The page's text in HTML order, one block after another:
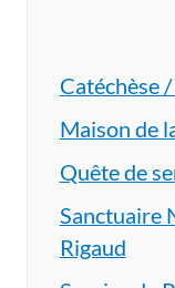
Catéchèse
Maison de
Quête de
Sanctuaire
Rigaud